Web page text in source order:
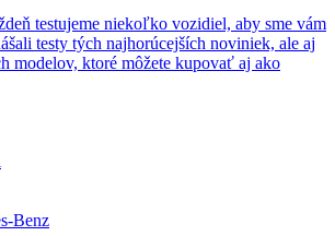
testujeme niekoľko vozidiel, aby sme vám
testy tých najhorúcejších noviniek, ale aj
modelov, ktoré môžete kupovať aj ako
Benz